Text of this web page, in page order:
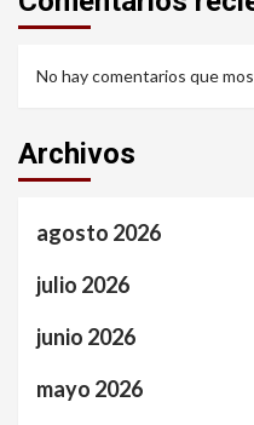
No hay comentarios que
Archivos
agosto 2026
julio 2026
junio 2026
mayo 2026